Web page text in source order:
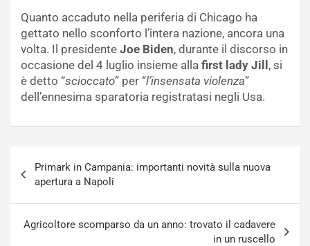
Quanto accaduto nella periferia di Chicago ha
gettato nello sconforto l’intera nazione, ancora una
volta. Il presidente Joe Biden, durante il discorso in
occasione del 4 luglio insieme alla first lady Jill, si
è detto “scioccato” per “l’insensata violenza”
dell’ennesima sparatoria registratasi negli Usa.
articoli
Primark in Campania: importanti novità sulla nuova
apertura a Napoli
Agricoltore scomparso da un anno: trovato il cadavere
in un ruscello